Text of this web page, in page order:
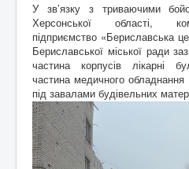
У зв’язку з триваючими
Херсонської області,
підприємство «Бериславська
Бериславської міської ради
частина корпусів лікарні
частина медичного
під завалами будівельних